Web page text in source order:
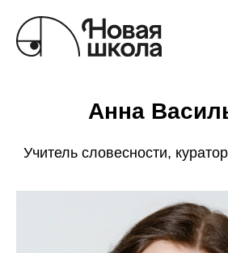
Анна
Учитель словесности,